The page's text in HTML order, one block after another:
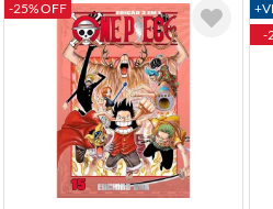
-25% OFF
-